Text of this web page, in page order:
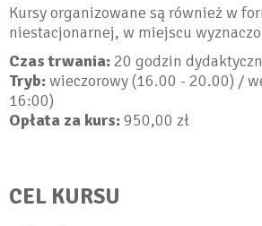
Kursy organizowane są również w
niestacjonarnej, w miejscu
Czas trwania:20 godzin
Tryb:wieczorowy (16.00 - 20.00) /
16:00)
Opłata za kurs:950,00 zł
CEL KURSU